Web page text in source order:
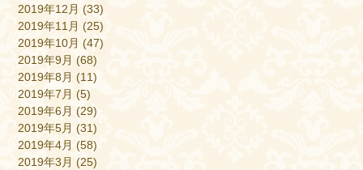
2019年12月 (33)
2019年11月 (25)
2019年10月 (47)
2019年9月 (68)
2019年8月 (11)
2019年7月 (5)
2019年6月 (29)
2019年5月 (31)
2019年4月 (58)
2019年3月 (25)